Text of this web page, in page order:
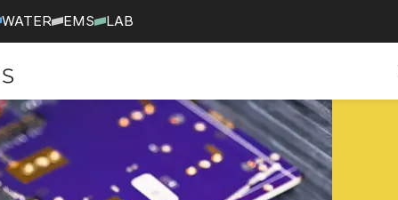
WATER EMS LAB